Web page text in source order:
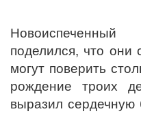
поделился, что они
могут поверить
рождение троих
выразил сердечную